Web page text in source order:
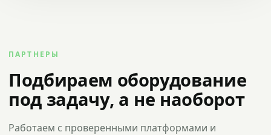
ПАРТНЕРЫ
Подбираем оборудование
под задачу, а не наоборот
Работаем с проверенными платформами и